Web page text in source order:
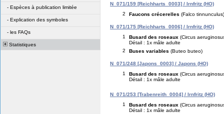
- Espèces à publication limitée
- Explication des symboles
- les FAQs
Statistiques
N_071/159 [Reichharts_0003] / Irnfritz (HO)
2
Faucons crécerelles (Falco tinnunculus)
N_071/175 [Reichharts_0006] / Irnfritz (HO)
1
Busard des roseaux (Circus
Détail : 1x mâle adulte
2
Buses variables (Buteo buteo)
N_071/248 [Japons_0003] / Japons (HO)
1
Busard des roseaux (Circus
Détail : 1x mâle adulte
N_071/253 [Trabenreith_0004] / Irnfritz (HO)
1
Busard des roseaux (Circus
Détail : 1x mâle adulte